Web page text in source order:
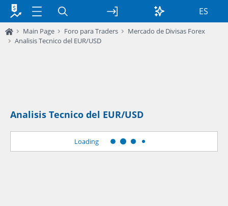
ES
Main Page Foro para Traders
Mercado de Divisas Forex
Analisis Tecnico del EUR/USD
Analisis Tecnico del EUR/USD
Loading